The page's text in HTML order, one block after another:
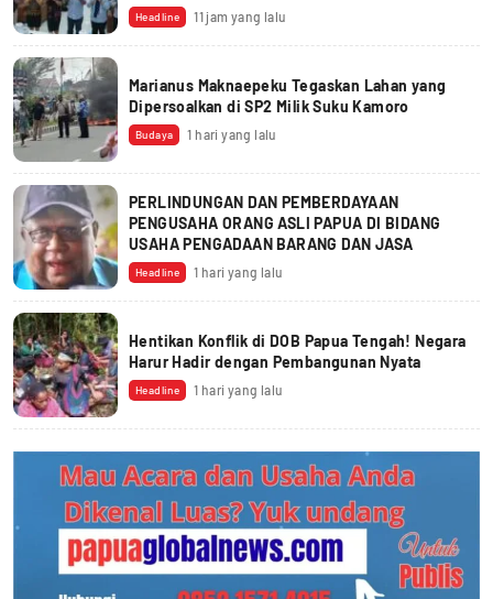
Headline 11 jam yang lalu
Marianus Maknaepeku Tegaskan Lahan yang
Dipersoalkan di SP2 Milik Suku Kamoro
Budaya 1 hari yang lalu
PERLINDUNGAN DAN PEMBERDAYAAN
PENGUSAHA ORANG ASLI PAPUA DI BIDANG
USAHA PENGADAAN BARANG DAN JASA
Headline 1 hari yang lalu
Hentikan Konflik di DOB Papua Tengah! Negara
Harur Hadir dengan Pembangunan Nyata
Headline 1 hari yang lalu